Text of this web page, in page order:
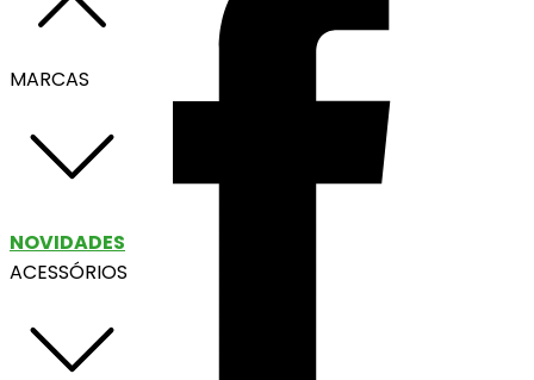
MARCAS
NOVIDADES
ACESSÓRIOS